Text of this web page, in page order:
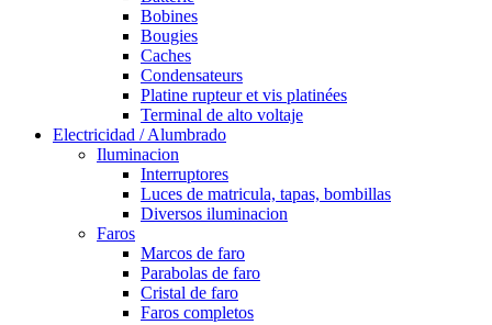
Bobines
Bougies
Caches
Condensateurs
Platine rupteur et vis platinées
Terminal de alto voltaje
Electricidad / Alumbrado
Iluminacion
Interruptores
Luces de matricula, tapas, bombillas
Diversos iluminacion
Faros
Marcos de faro
Parabolas de faro
Cristal de faro
Faros completos